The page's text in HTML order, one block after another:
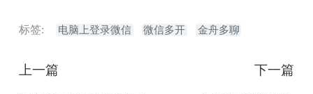
标签: 电脑上登录微信 微信多开 金舟多聊
上一篇 下一篇